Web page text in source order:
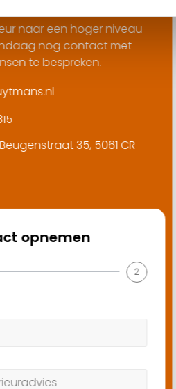
naar een hoger niveau
nog contact met
te bespreken.
35, 5061 CR
opnemen
2